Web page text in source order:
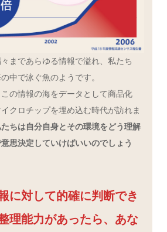
まであらゆる情報で溢れ、私たち
中で泳ぐ魚のようです。
の情報の海をデータとして商品化
クロチップを埋め込む時代が訪れま
ちは自分自身とその環境をどう理解
思決定していけばいいのでしょう
に対して的確に判断でき
理能力があったら、あな